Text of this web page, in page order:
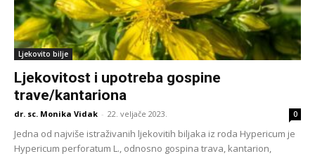
Ljekovito bilje
Ljekovitost i upotreba gospine
trave/kantariona
dr. sc. Monika Vidak - 22. veljače 2023. 0
Jedna od najviše istraživanih ljekovitih biljaka iz roda Hypericum je
Hypericum perforatum L., odnosno gospina trava, kantarion,